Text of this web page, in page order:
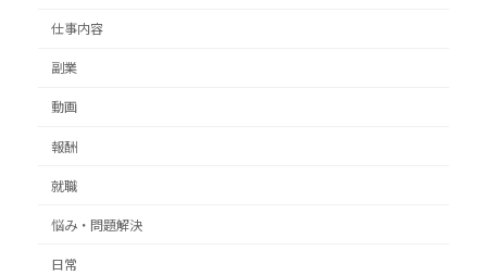
仕事内容
副業
動画
報酬
就職
悩み・問題解決
日常